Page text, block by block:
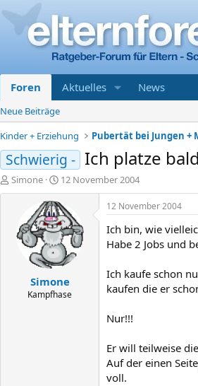
Foren Aktuelles News
Neue Beiträge
Kinder + Erziehung
Pubertät bei Jungen +
Schwierig - Ich platze
E
r
Simone
E
r
s
t
e
l
t
a
m
12 November 2004
Simone
Kampfhase
12 November 2004
Ich bin, wie
Habe 2 Jobs und
Ich kaufe schon
kaufen die er
Nur!!!
Er will teilweise
Auf der einen
voll.